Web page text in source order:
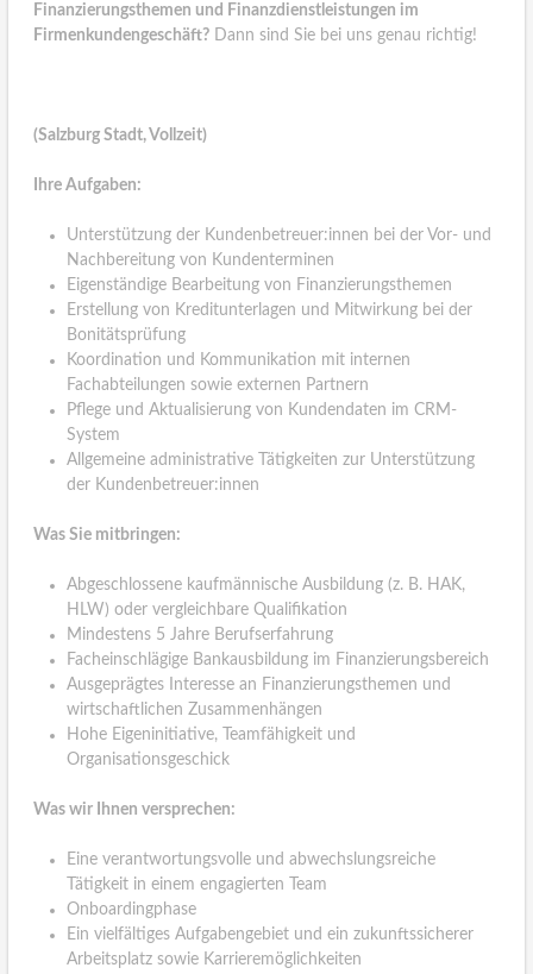
Finanzierungsthemen und Finanzdienstleistungen im
Firmenkundengeschäft? Dann sind Sie bei uns genau richtig!
(Salzburg Stadt, Vollzeit)
Ihre Aufgaben:
Unterstützung der Kundenbetreuer:innen bei der Vor- und
Nachbereitung von Kundenterminen
Eigenständige Bearbeitung von Finanzierungsthemen
Erstellung von Kreditunterlagen und Mitwirkung bei der
Bonitätsprüfung
Koordination und Kommunikation mit internen
Fachabteilungen sowie externen Partnern
Pflege und Aktualisierung von Kundendaten im CRM-
System
Allgemeine administrative Tätigkeiten zur Unterstützung
der Kundenbetreuer:innen
Was Sie mitbringen:
Abgeschlossene kaufmännische Ausbildung (z. B. HAK,
HLW) oder vergleichbare Qualifikation
Mindestens 5 Jahre Berufserfahrung
Facheinschlägige Bankausbildung im Finanzierungsbereich
Ausgeprägtes Interesse an Finanzierungsthemen und
wirtschaftlichen Zusammenhängen
Hohe Eigeninitiative, Teamfähigkeit und
Organisationsgeschick
Was wir Ihnen versprechen:
Eine verantwortungsvolle und abwechslungsreiche
Tätigkeit in einem engagierten Team
Onboardingphase
Ein vielfältiges Aufgabengebiet und ein zukunftssicherer
Arbeitsplatz sowie Karrieremöglichkeiten